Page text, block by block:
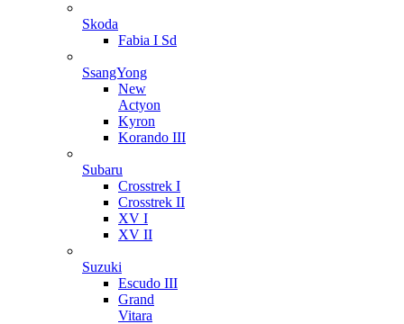
Skoda
Fabia I Sd
SsangYong
New
Actyon
Kyron
Korando III
Subaru
Crosstrek I
Crosstrek II
XV I
XV II
Suzuki
Escudo III
Grand
Vitara